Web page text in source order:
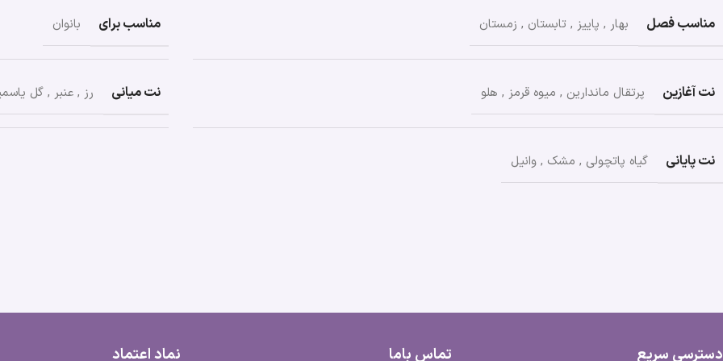
مناسب فصل بهار , پاییز , تابستان , زمستان مناسب برای بانوان
نت آغازین پرتقال ماندارین , میوه‌ قرمز , هلو نت میانی رز , عنبر , گل
نت پایانی گیاه پاتچولی , مشک , وانیل
دسترسی سریع تماس باما نماد اعتماد